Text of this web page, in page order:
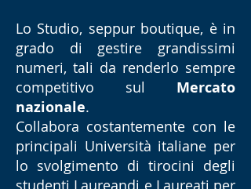
Studio.
Nel2012 , l’Avv. Giuseppe
Pierfelice Grillo Zappia ha
fondato la nuova sede di
oggi polo centrale e in costante
espansione.
Lo Studio vanta circaventi
Lo Studio, seppur boutique, è in
grado di gestire grandissimi
numeri, tali da renderlo sempre
competitivo sul Mercato
nazionale.
Collabora costantemente con le
principali Università italiane per
lo svolgimento di tirocini degli
studenti Laureandi e Laureati per